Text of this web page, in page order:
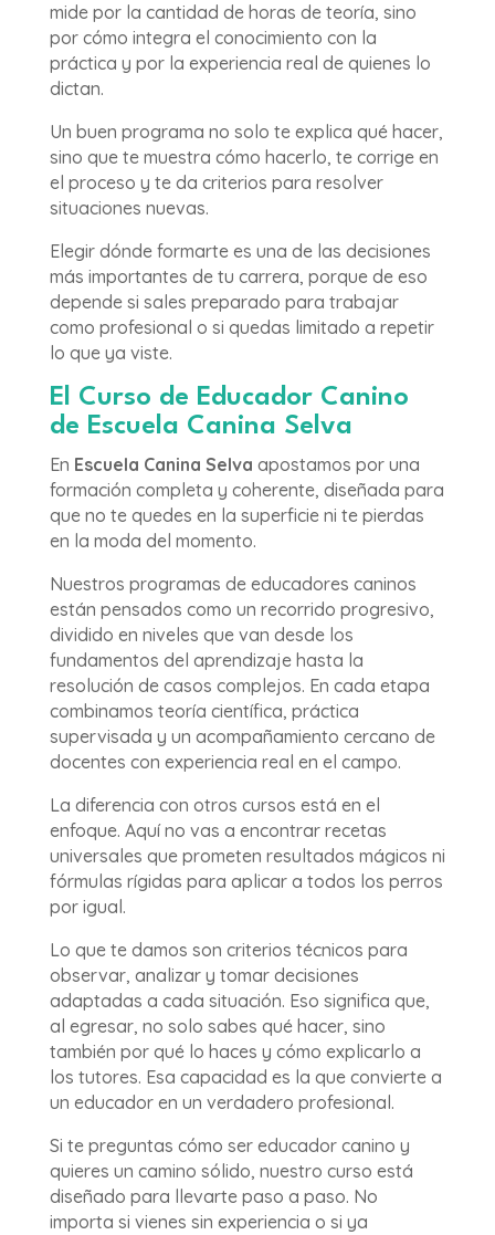
mide por la cantidad de horas de teoría, sino
por cómo integra el conocimiento con la
práctica y por la experiencia real de quienes lo
dictan.
Un buen programa no solo te explica qué hacer,
sino que te muestra cómo hacerlo, te corrige en
el proceso y te da criterios para resolver
situaciones nuevas.
Elegir dónde formarte es una de las decisiones
más importantes de tu carrera, porque de eso
depende si sales preparado para trabajar
como profesional o si quedas limitado a repetir
lo que ya viste.
El Curso de Educador Canino
de Escuela Canina Selva
En Escuela Canina Selva apostamos por una
formación completa y coherente, diseñada para
que no te quedes en la superficie ni te pierdas
en la moda del momento.
Nuestros programas de educadores caninos
están pensados como un recorrido progresivo,
dividido en niveles que van desde los
fundamentos del aprendizaje hasta la
resolución de casos complejos. En cada etapa
combinamos teoría científica, práctica
supervisada y un acompañamiento cercano de
docentes con experiencia real en el campo.
La diferencia con otros cursos está en el
enfoque. Aquí no vas a encontrar recetas
universales que prometen resultados mágicos ni
fórmulas rígidas para aplicar a todos los perros
por igual.
Lo que te damos son criterios técnicos para
observar, analizar y tomar decisiones
adaptadas a cada situación. Eso significa que,
al egresar, no solo sabes qué hacer, sino
también por qué lo haces y cómo explicarlo a
los tutores. Esa capacidad es la que convierte a
un educador en un verdadero profesional.
Si te preguntas cómo ser educador canino y
quieres un camino sólido, nuestro curso está
diseñado para llevarte paso a paso. No
importa si vienes sin experiencia o si ya